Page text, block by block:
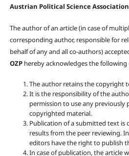
Austrian Political Science
The author of an article (in case of
corresponding author, responsible for
behalf of any and all co-authors)
OZP hereby acknowledges the following
The author retains the copyright
It is the responsibility of the
permission to use any previously
copyrighted material.
Publication of a submitted text is
results from the peer reviewing.
editors have the right to publish
In case of publication, the article